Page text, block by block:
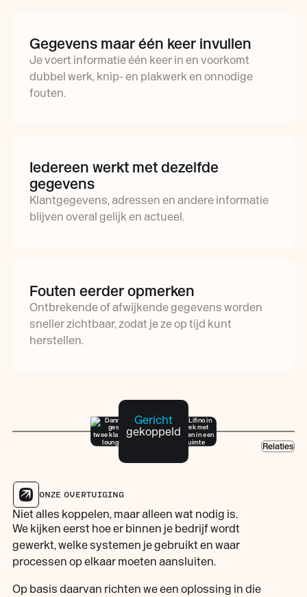
Gegevens maar één keer invullen
Je voert informatie één keer in en voorkomt
dubbel werk, knip- en plakwerk en onnodige
fouten.
Iedereen werkt met dezelfde
gegevens
Klantgegevens, adressen en andere informatie
blijven overal gelijk en actueel.
Fouten eerder opmerken
Ontbrekende of afwijkende gegevens worden
sneller zichtbaar, zodat je ze op tijd kunt
herstellen.
ONZE OVERTUIGING
Niet alles koppelen, maar alleen wat nodig is.
We kijken eerst hoe er binnen je bedrijf wordt
gewerkt, welke systemen je gebruikt en waar
processen op elkaar moeten aansluiten.
Op basis daarvan richten we een oplossing in die
Finance
Relaties
Planning
Projecten
Gericht
gekoppeld